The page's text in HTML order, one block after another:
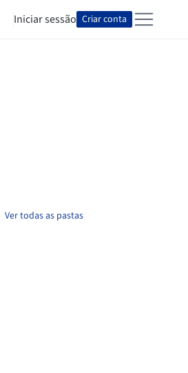
Iniciar sessão Criar conta
Ver todas as pastas